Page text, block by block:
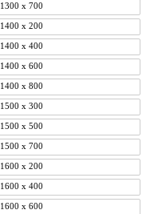
1300 x 700
1400 x 200
1400 x 400
1400 x 600
1400 x 800
1500 x 300
1500 x 500
1500 x 700
1600 x 200
1600 x 400
1600 x 600